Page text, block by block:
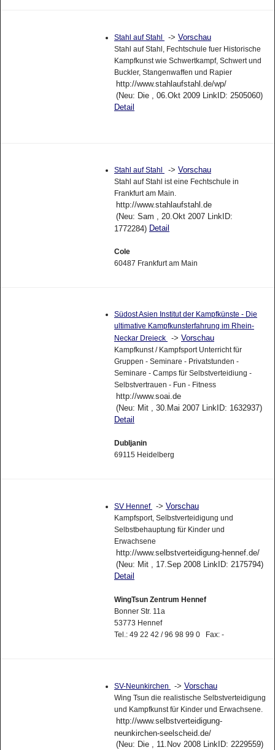
Stahl auf Stahl -> Vorschau
Stahl auf Stahl, Fechtschule fuer Historische
Kampfkunst wie Schwertkampf, Schwert und
Buckler, Stangenwaffen und Rapier
http://www.stahlaufstahl.de/wp/
(Neu: Die , 06.Okt 2009 LinkID: 2505060)
Detail
Stahl auf Stahl -> Vorschau
Stahl auf Stahl ist eine Fechtschule in
Frankfurt am Main.
http://www.stahlaufstahl.de
(Neu: Sam , 20.Okt 2007 LinkID:
1772284) Detail
Cole
60487 Frankfurt am Main
Südost Asien Institut der Kampfkünste - Die
ultimative Kampfkunsterfahrung im Rhein-
Neckar Dreieck
-> Vorschau
Kampfkunst / Kampfsport Unterricht für
Gruppen - Seminare - Privatstunden -
Seminare - Camps für Selbstverteidiung -
Selbstvertrauen - Fun - Fitness
http://www.soai.de
(Neu: Mit , 30.Mai 2007 LinkID: 1632937)
Detail
Dubljanin
69115 Heidelberg
SV Hennef -> Vorschau
Kampfsport, Selbstverteidigung und
Selbstbehauptung für Kinder und
Erwachsene
http://www.selbstverteidigung-hennef.de/
(Neu: Mit , 17.Sep 2008 LinkID: 2175794)
Detail
WingTsun Zentrum Hennef
Bonner Str. 11a
53773 Hennef
Tel.: 49 22 42 / 96 98 99 0 Fax: -
SV-Neunkirchen -> Vorschau
Wing Tsun die realistische Selbstverteidigung
und Kampfkunst für Kinder und Erwachsene.
http://www.selbstverteidigung-
neunkirchen-seelscheid.de/
(Neu: Die , 11.Nov 2008 LinkID: 2229559)